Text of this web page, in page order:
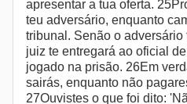
apresentar a tua oferta.
teu adversário, enquanto
tribunal. Senão o
juiz te entregará ao oficial
jogado na prisão. 26Em
sairás, enquanto não
27Ouvistes o que foi dito: